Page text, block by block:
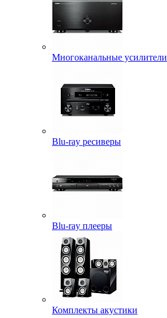
Многоканальные усилители
Blu-ray ресиверы
Blu-ray плееры
Комплекты акустики